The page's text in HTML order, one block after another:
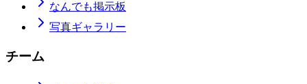
なんでも掲示板
写真ギャラリー
チーム